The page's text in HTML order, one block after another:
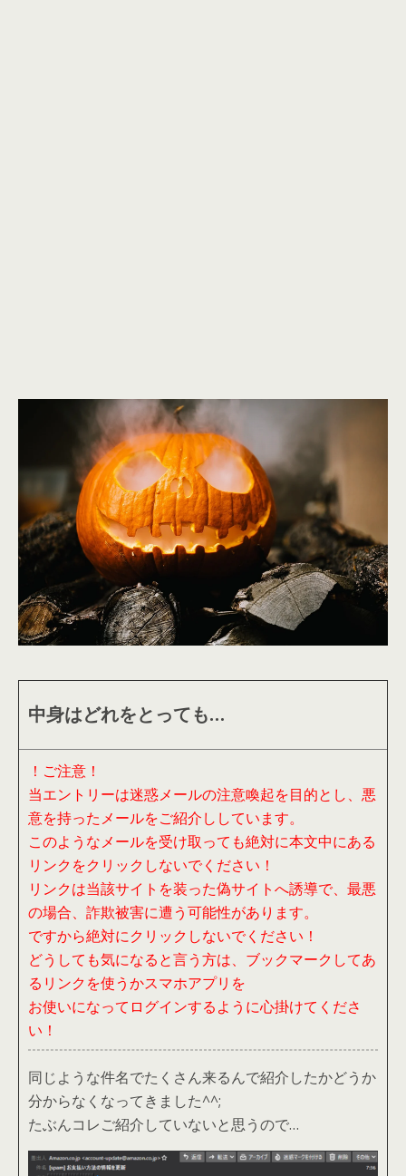
中身はどれをとっても…
！ご注意！
当エントリーは迷惑メールの注意喚起を目的とし、悪
意を持ったメールをご紹介ししています。
このようなメールを受け取っても絶対に本文中にある
リンクをクリックしないでください！
リンクは当該サイトを装った偽サイトへ誘導で、最悪
の場合、詐欺被害に遭う可能性があります。
ですから絶対にクリックしないでください！
どうしても気になると言う方は、ブックマークしてあ
るリンクを使うかスマホアプリを
お使いになってログインするように心掛けてくださ
い！
同じような件名でたくさん来るんで紹介したかどうか
分からなくなってきました^^;
たぶんコレご紹介していないと思うので…